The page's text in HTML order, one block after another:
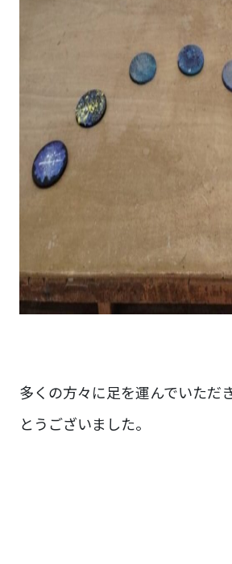
多くの方々に足を運んでいただ
とうございました。